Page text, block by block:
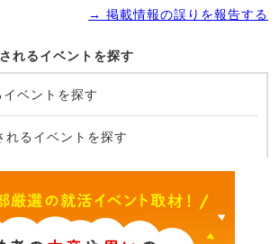
→ 掲載情報の誤りを報告する
れるイベントを探す
ベントを探す
るイベントを探す